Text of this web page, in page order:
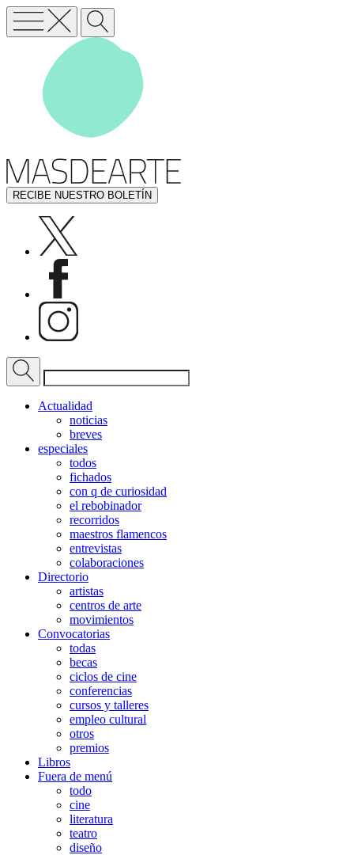
RECIBE NUESTRO BOLETÍN
Actualidad
noticias
breves
especiales
todos
fichados
con q de curiosidad
el rebobinador
recorridos
maestros flamencos
entrevistas
colaboraciones
Directorio
artistas
centros de arte
movimientos
Convocatorias
todas
becas
ciclos de cine
conferencias
cursos y talleres
empleo cultural
otros
premios
Libros
Fuera de menú
todo
cine
literatura
teatro
diseño